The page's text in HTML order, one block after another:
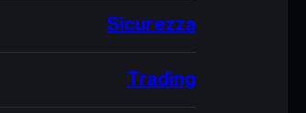
Sicurezza
Trading